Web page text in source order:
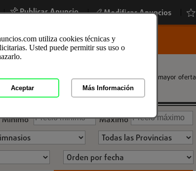
| Publicar Anuncio | Modificar Anuncios
Gimnasios
nuevas y usadas a los mejores precios. Encuentra la mayor oferta
Mínimo Máximo
utiliza cookies técnicas y
Usted puede permitir sus uso o
Aceptar Más Información